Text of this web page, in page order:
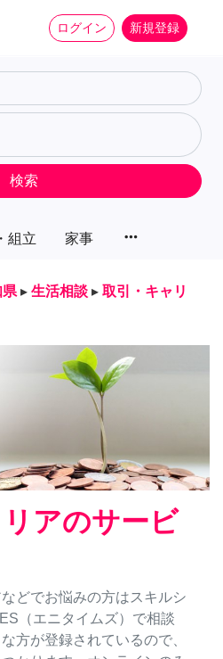
ログイン 新規登録
組立 家事 more_horiz
検索
県 ▸ 生活相談 ▸ 取引・キャリ
アのサービ
どでお悩みの方はスキルシ
（エニタイムズ）で相談
方が登録されているので、